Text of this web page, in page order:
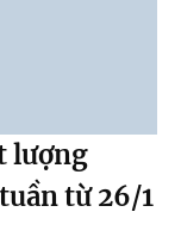
lượng
từ 26/1